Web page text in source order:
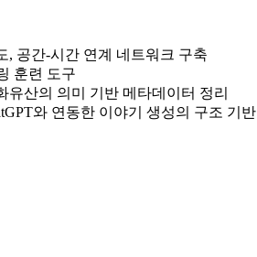
, 공간-시간 연계 네트워크 구축
훈련 도구
산의 의미 기반 메타데이터 정리
와 연동한 이야기 생성의 구조 기반